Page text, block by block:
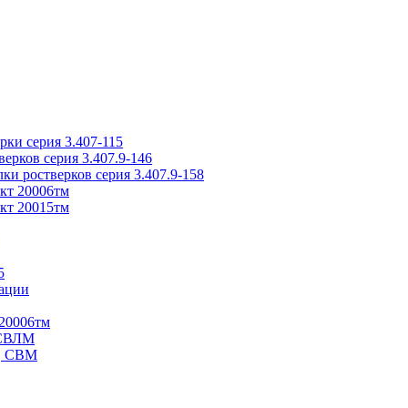
серия 3.407-115
серия 3.407.9-146
ростверков серия 3.407.9-158
20006тм
20015тм
СВМ